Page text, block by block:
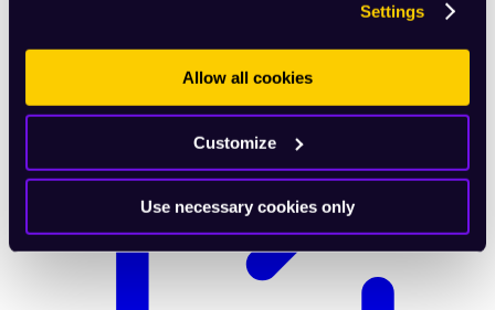
Settings
Allow all cookies
Customize
Use necessary cookies only